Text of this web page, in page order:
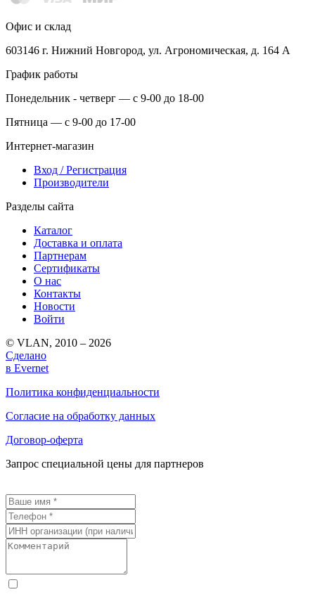
Офис и склад
603146 г. Нижний Новгород, ул. Агрономическая, д. 164 А
График работы
Понедельник - четверг — с 9-00 до 18-00
Пятница — с 9-00 до 17-00
Интернет-магазин
Вход / Регистрация
Производители
Разделы сайта
Каталог
Доставка и оплата
Партнерам
Сертификаты
О нас
Контакты
Новости
Войти
© VLAN, 2010 – 2026
Сделано
в Evernet
Политика конфиденциальности
Согласие на обработку данных
Договор-оферта
Запрос специальной цены для партнеров